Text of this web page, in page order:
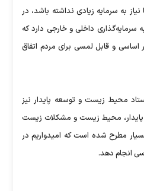
به سرمایه زیادی نداشته باشد، در
سرمایه‌گذاری داخلی و خارجی دارد که
اساسی و قابل لمسی برای مردم اتفاق
محیط زیست و توسعه پایدار نیز
پایدار، محیط زیست و مشکلات زیست
مطرح شده است که امیدواریم در
انجام دهد.